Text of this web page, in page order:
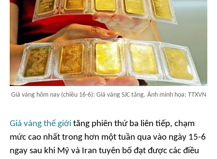
Giá vàng hôm nay (chiều 16-6): Giá vàng SJC tăng. Ảnh minh họa: TTXVN
Giá vàng thế giới tăng phiên thứ ba liên tiếp, chạm
mức cao nhất trong hơn một tuần qua vào ngày 15-6
ngay sau khi Mỹ và Iran tuyên bố đạt được các điều